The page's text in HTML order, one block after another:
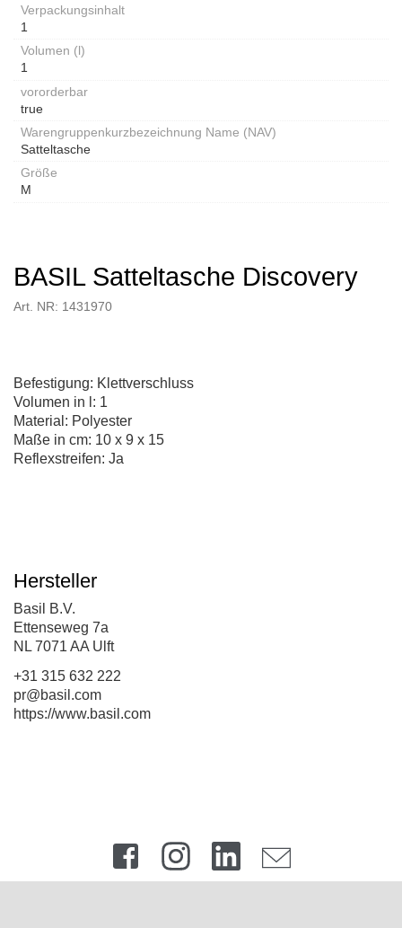
Verpackungsinhalt
1
Volumen (l)
1
vororderbar
true
Warengruppenkurzbezeichnung Name (NAV)
Satteltasche
Größe
M
BASIL Satteltasche Discovery
Art. NR: 1431970
Befestigung: Klettverschluss
Volumen in l: 1
Material: Polyester
Maße in cm: 10 x 9 x 15
Reflexstreifen: Ja
Hersteller
Basil B.V.
Ettenseweg 7a
NL 7071 AA Ulft
+31 315 632 222
pr@basil.com
https://www.basil.com